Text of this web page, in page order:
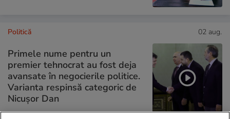
Politică 02 aug.
Primele nume pentru un
premier tehnocrat au fost deja
avansate în negocierile politice.
Varianta respinsă categoric de
Nicușor Dan